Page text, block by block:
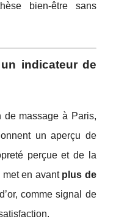
bien-être sans
indicateur de
de massage à Paris,
un aperçu de
perçue et de la
met en avant plus de
comme signal de